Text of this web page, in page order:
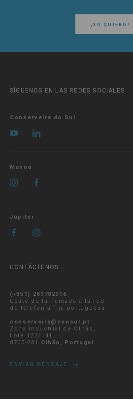
¡YO QUIERO!
SÍGUENOS EN LAS REDES SOCIALES
Conserveira do Sul
Manná
Júpiter
CONTÁCTENOS
(+351) 289702016
Coste de la llamada a la red
de telefonía fija portuguesa
conserveira@consul.pt
Zona Industrial de Olhão,
Lote 122/141
8700-281 Olhão, Portugal
ENVIAR MENSAJE